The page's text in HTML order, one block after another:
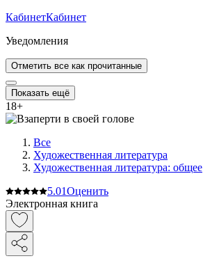
КабинетКабинет
Уведомления
Отметить все как прочитанные
Показать ещё
18+
Все
Художественная литература
Художественная литература: общее
5.01Оценить
Электронная книга